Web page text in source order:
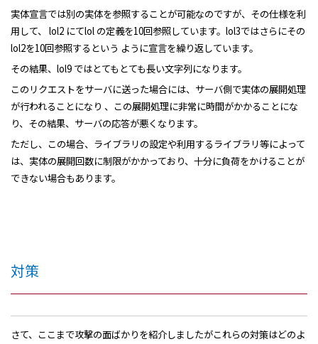
実体宣言では別の実体を参照することが可能なのですが、その仕様を利
用して、 lol2 にてlol の定義を10回参照しています。lol3ではさらにその
lol2を10回参照するという ように宣言を繰り返しています。
その結果、lol9 ではとてもとても長い文字列になります。
このリクエストをサーバに送った場合には、サーバ側で実体の展開処理
が行われることになり 、この展開処理に非常に時間がかかることにな
り、その結果、サーバの応答が悪くなります。
ただし、この場合、ライブラリの設定や利用するライブラリ等によって
は、実体の展開回数に制限がかかっており、十分に負荷をかけることが
できない場合もあります。
対策
さて、ここまで攻撃の面ばかりを紹介しましたがこれらの対策はどのよ